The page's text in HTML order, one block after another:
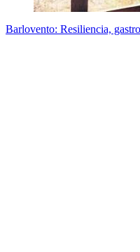
Barlovento: Resiliencia,